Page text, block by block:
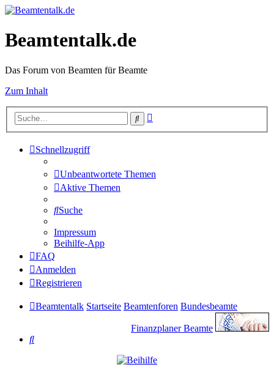
Beamtentalk.de
Das Forum von Beamten für Beamte
Zum Inhalt
Suche
Schnellzugriff
Unbeantwortete Themen
Aktive Themen
Suche
Impressum
Beihilfe-App
FAQ
Anmelden
Registrieren
Beamtentalk Startseite Beamtenforen Bundesbeamte
Finanzplaner Beamte
Suche